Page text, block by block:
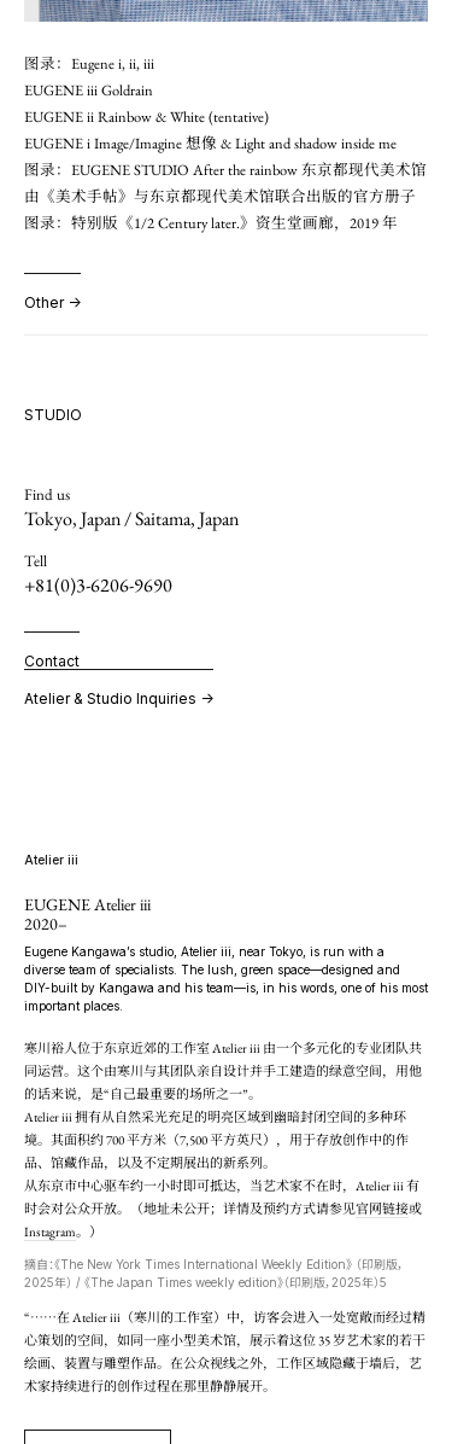
图录：Eugene i, ii, iii
EUGENE iii Goldrain
EUGENE ii Rainbow & White (tentative)
EUGENE i Image/Imagine 想像 & Light and shadow inside me
图录：EUGENE STUDIO After the rainbow 东京都现代美术馆
由《美术手帖》与东京都现代美术馆联合出版的官方册子
图录：特别版《1/2 Century later.》资生堂画廊，2019 年
Other →
STUDIO
Find us
Tokyo, Japan / Saitama, Japan
Tell
+81(0)3-6206-9690
Contact
Atelier & Studio Inquiries →
Atelier iii
EUGENE Atelier iii
2020–
Eugene Kangawa’s studio, Atelier iii, near Tokyo, is run with a
diverse team of specialists. The lush, green space—designed and
DIY-built by Kangawa and his team—is, in his words, one of his most
important places.
寒川裕人位于东京近郊的工作室 Atelier iii 由一个多元化的专业团队共
同运营。这个由寒川与其团队亲自设计并手工建造的绿意空间，用他
的话来说，是“自己最重要的场所之一”。
Atelier iii 拥有从自然采光充足的明亮区域到幽暗封闭空间的多种环
境。其面积约 700 平方米（7,500 平方英尺），用于存放创作中的作
品、馆藏作品，以及不定期展出的新系列。
从东京市中心驱车约一小时即可抵达，当艺术家不在时，Atelier iii 有
时会对公众开放。（地址未公开；详情及预约方式请参见官网链接或
Instagram。）
摘自：《The New York Times International Weekly Edition》 （印刷版，
2025年） / 《The Japan Times weekly edition》（印刷版，2025年）5
“……在 Atelier iii（寒川的工作室）中，访客会进入一处宽敞而经过精
心策划的空间，如同一座小型美术馆，展示着这位 35 岁艺术家的若干
绘画、装置与雕塑作品。在公众视线之外，工作区域隐藏于墙后，艺
术家持续进行的创作过程在那里静静展开。